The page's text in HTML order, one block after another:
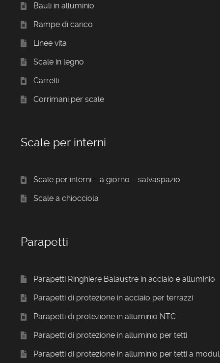
Bauli in alluminio
Rampe di carico
Linee vita
Scale in legno
Carrelli
Corrimani per scale
Scale per interni
Scale per interni – a giorno – salvaspazio
Scale a chiocciola
Parapetti
Parapetti Ringhiere Balaustre in acciaio e alluminio
Parapetti di protezione in acciaio per terrazzi
Parapetti di protezione in alluminio NTC
Parapetti di protezione in alluminio per tetti
Parapetti di protezione in alluminio per tetti a